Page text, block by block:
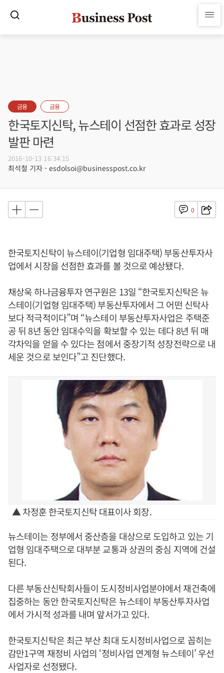
금융 금융
한국토지신탁, 뉴스테이 선점한 효과로 성장
발판 마련
2016-10-13 16:34:15
최석철 기자 - esdolsoi@businesspost.co.kr
0
한국토지신탁이 뉴스테이(기업형 임대주택) 부동산투자사
업에서 시장을 선점한 효과를 볼 것으로 예상됐다.
채상욱 하나금융투자 연구원은 13일 “한국토지신탁은 뉴
스테이(기업형 임대주택) 부동산투자에서 그 어떤 신탁사
보다 적극적이다”며 “뉴스테이 부동산투자사업은 주택준
공 뒤 8년 동안 임대수익을 확보할 수 있는 데다 8년 뒤 매
각차익을 얻을 수 있다는 점에서 중장기적 성장전략으로 내
세운 것으로 보인다”고 진단했다.
▲ 차정훈 한국토지신탁 대표이사 회장.
뉴스테이는 정부에서 중산층을 대상으로 도입하고 있는 기
업형 임대주택으로 대부분 교통과 상권의 중심 지역에 건설
된다.
다른 부동산신탁회사들이 도시정비사업분야에서 재건축에
집중하는 동안 한국토지신탁은 뉴스테이 부동산투자사업
에서 가시적 성과를 내며 앞서가고 있다.
한국토지신탁은 최근 부산 최대 도시정비사업으로 꼽히는
감만1구역 재정비 사업의 ‘정비사업 연계형 뉴스테이’ 우선
사업자로 선정됐다.